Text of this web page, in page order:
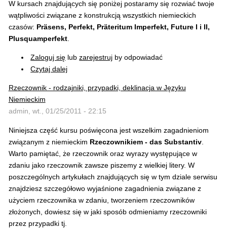
W kursach znajdujących się poniżej postaramy się rozwiać twoje
wątpliwości związane z konstrukcją wszystkich niemieckich
czasów: Präsens, Perfekt, Präteritum Imperfekt, Future I i II,
Plusquamperfekt.
Zaloguj się lubzarejestruj by odpowiadać
Czytaj dalej
Rzeczownik - rodzajniki, przypadki, deklinacja w Języku
Niemieckim
admin, wt., 01/25/2011 - 22:15
Niniejsza część kursu poświęcona jest wszelkim zagadnieniom
związanym z niemieckim Rzeczownikiem - das Substantiv.
Warto pamiętać, że rzeczownik oraz wyrazy występujące w
zdaniu jako rzeczownik zawsze piszemy z wielkiej litery. W
poszczególnych artykułach znajdujących się w tym dziale serwisu
znajdziesz szczegółowo wyjaśnione zagadnienia związane z
użyciem rzeczownika w zdaniu, tworzeniem rzeczowników
złożonych, dowiesz się w jaki sposób odmieniamy rzeczowniki
przez przypadki tj.